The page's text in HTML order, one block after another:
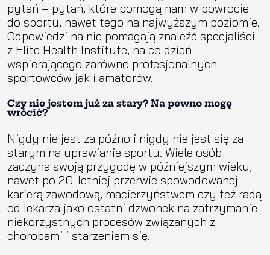
pytań – pytań, które pomogą nam w powrocie
do sportu, nawet tego na najwyższym poziomie.
Odpowiedzi na nie pomagają znaleźć specjaliści
z Elite Health Institute, na co dzień
wspierającego zarówno profesjonalnych
sportowców jak i amatorów.
Czy nie jestem już za stary? Na pewno mogę
wrócić?
Nigdy nie jest za późno i nigdy nie jest się za
starym na uprawianie sportu. Wiele osób
zaczyna swoją przygodę w późniejszym wieku,
nawet po 20-letniej przerwie spowodowanej
karierą zawodową, macierzyństwem czy też radą
od lekarza jako ostatni dzwonek na zatrzymanie
niekorzystnych procesów związanych z
chorobami i starzeniem się.